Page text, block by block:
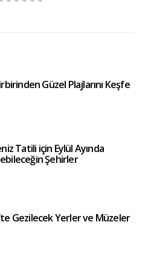
Güzel Plajlarını Keşfe
Tatili için Eylül Ayında
Şehirler
Gezilecek Yerler ve Müzeler